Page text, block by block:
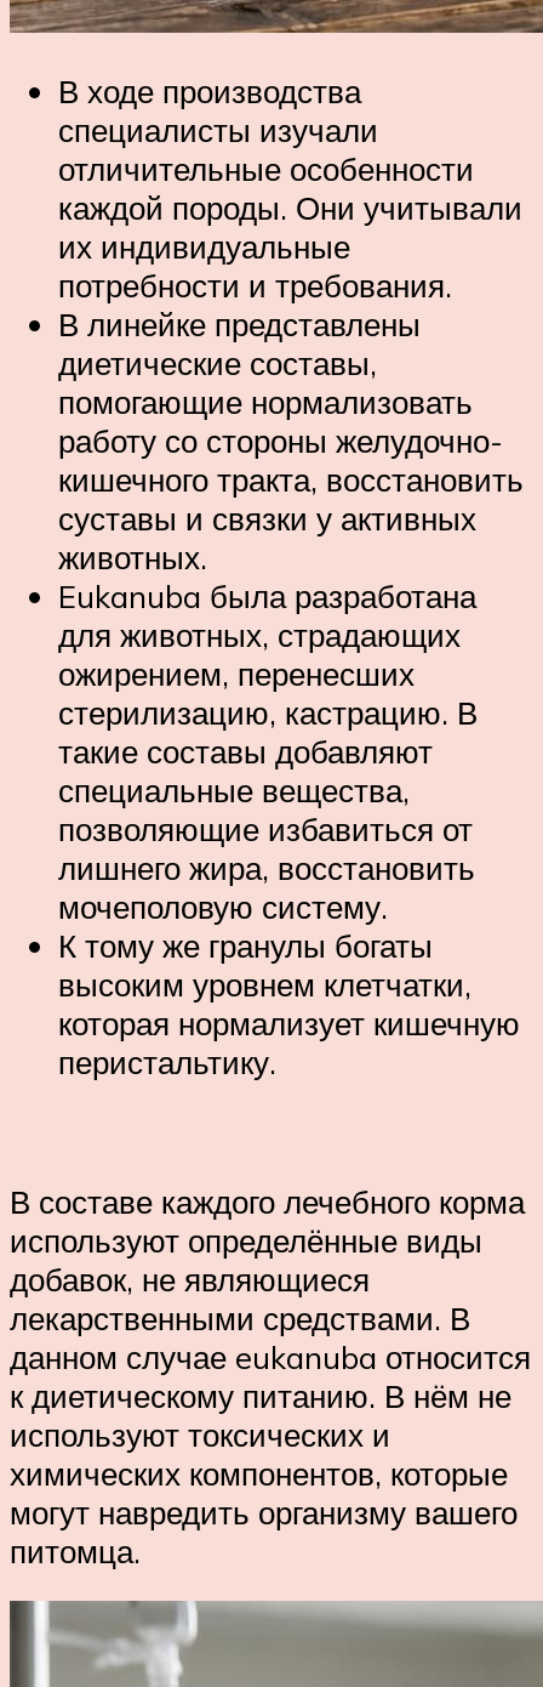
В ходе производства
специалисты изучали
отличительные особенности
каждой породы. Они учитывали
их индивидуальные
потребности и требования.
В линейке представлены
диетические составы,
помогающие нормализовать
работу со стороны желудочно-
кишечного тракта, восстановить
суставы и связки у активных
животных.
Eukanuba была разработана
для животных, страдающих
ожирением, перенесших
стерилизацию, кастрацию. В
такие составы добавляют
специальные вещества,
позволяющие избавиться от
лишнего жира, восстановить
мочеполовую систему.
К тому же гранулы богаты
высоким уровнем клетчатки,
которая нормализует кишечную
перистальтику.
В составе каждого лечебного корма
используют определённые виды
добавок, не являющиеся
лекарственными средствами. В
данном случае eukanuba относится
к диетическому питанию. В нём не
используют токсических и
химических компонентов, которые
могут навредить организму вашего
питомца.